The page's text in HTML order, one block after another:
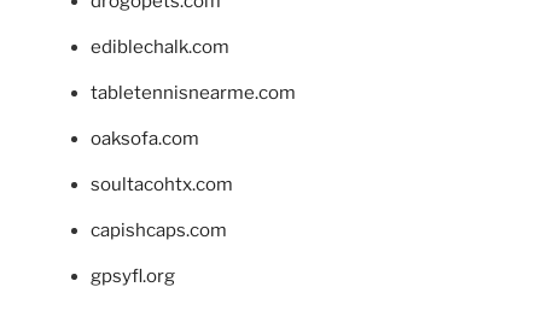
ediblechalk.com
tabletennisnearme.com
oaksofa.com
soultacohtx.com
capishcaps.com
gpsyfl.org